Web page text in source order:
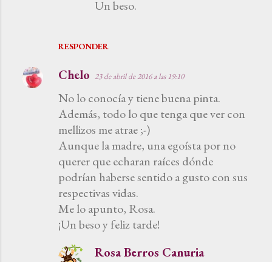
RESPONDER
Un beso.
Chelo 23 de abril de 2016 a las 19:10
No lo conocía y tiene buena pinta.
Además, todo lo que tenga que ver con
mellizos me atrae ;-)
Aunque la madre, una egoísta por no
querer que echaran raíces dónde
podrían haberse sentido a gusto con sus
respectivas vidas.
Me lo apunto, Rosa.
¡Un beso y feliz tarde!
Rosa Berros Canuria